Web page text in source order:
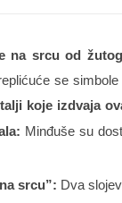
na srcu od
se
koje izdvaja
Minđuše su
srcu”: Dva